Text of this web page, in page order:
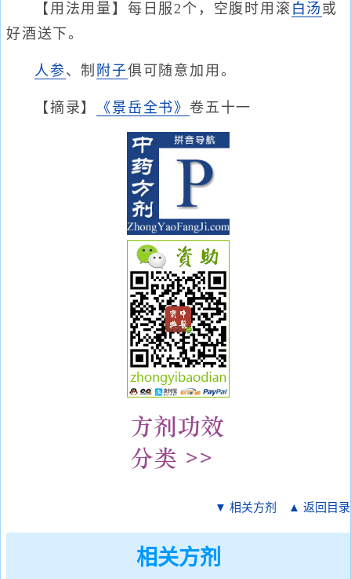
【用法用量】每日服2个，空腹时用滚 白汤 或
好酒送下。
人参、制 附子俱可随意加用。
【摘录】 《景岳全书》卷五十一
▼ 相关方剂 ▲ 返回目录
相关方剂